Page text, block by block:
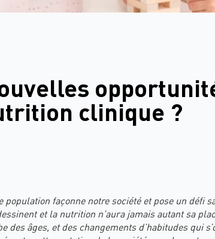
clinique ?
population façonne notre société et pose un défi
et la nutrition n’aura jamais autant sa
des âges, et des changements d’habitudes qui